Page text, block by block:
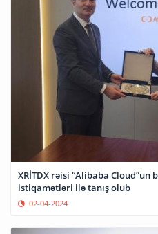
XRİTDX rəisi “Alibaba
istiqamətləri ilə tanış olub
02-04-2024